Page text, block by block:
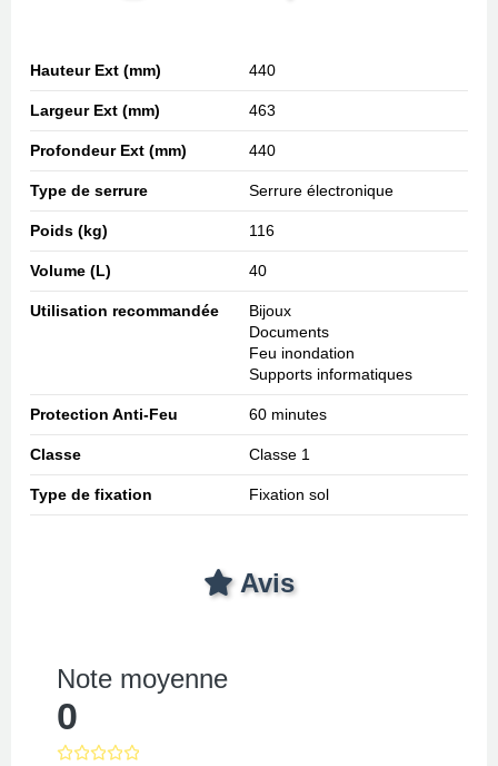
Hauteur Ext (mm) 440
Largeur Ext (mm) 463
Profondeur Ext (mm) 440
Type de serrure Serrure électronique
Poids (kg) 116
Volume (L) 40
Utilisation recommandée
Bijoux
Documents
Feu inondation
Supports informatiques
Protection Anti-Feu 60 minutes
Classe Classe 1
Type de fixation Fixation sol
Avis
Note moyenne
0